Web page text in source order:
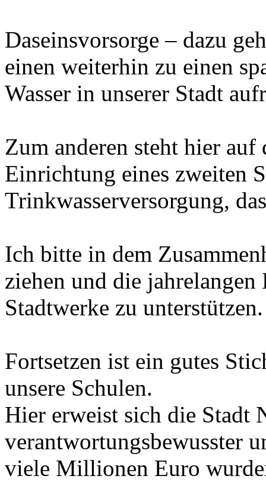
Daseinsvorsorge – dazu
einen weiterhin zu einen
Wasser in unserer Stadt
Zum anderen steht hier auf
Einrichtung eines zweiten
Trinkwasserversorgung,
Ich bitte in dem
ziehen und die
Stadtwerke zu unterstützen.
Fortsetzen ist ein gutes
unsere Schulen.
Hier erweist sich die Stadt
verantwortungsbewusster
viele Millionen Euro